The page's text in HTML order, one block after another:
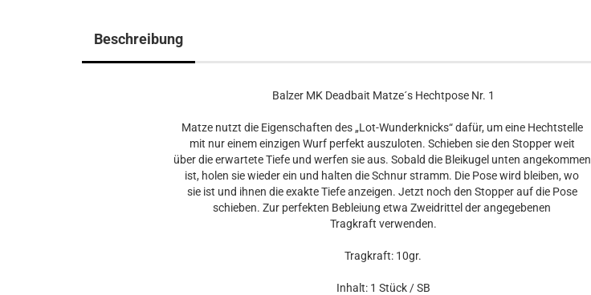
Beschreibung
Balzer MK Deadbait Matze´s Hechtpose Nr. 1
Matze nutzt die Eigenschaften des „Lot-Wunderknicks“ dafür, um eine Hechtstelle
mit nur einem einzigen Wurf perfekt auszuloten. Schieben sie den Stopper weit
über die erwartete Tiefe und werfen sie aus. Sobald die Bleikugel unten angekommen
ist, holen sie wieder ein und halten die Schnur stramm. Die Pose wird bleiben, wo
sie ist und ihnen die exakte Tiefe anzeigen. Jetzt noch den Stopper auf die Pose
schieben. Zur perfekten Bebleiung etwa Zweidrittel der angegebenen
Tragkraft verwenden.
Tragkraft: 10gr.
Inhalt: 1 Stück / SB